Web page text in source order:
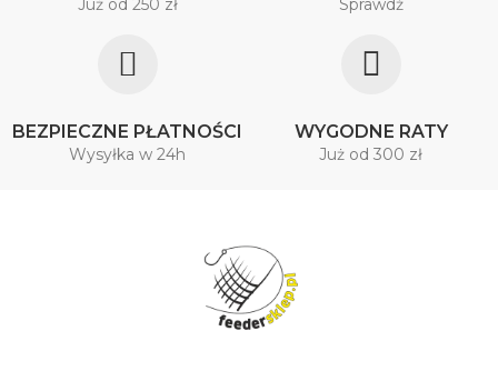
BEZPIECZNE PŁATNOŚCI
Wysyłka w 24h
WYGODNE RATY
Już od 300 zł